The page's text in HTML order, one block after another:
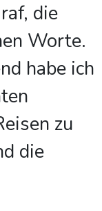
die
Worte.
habe ich
zu
die